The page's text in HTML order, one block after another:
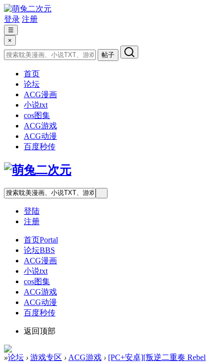
登录 注册
☰
×
帖子
首页
论坛
ACG漫画
小说txt
cos图集
ACG游戏
ACG动漫
百度秒传
登陆
注册
首页Portal
论坛BBS
ACG漫画
小说txt
cos图集
ACG游戏
ACG动漫
百度秒传
返回顶部
»论坛 › 游戏专区 › ACG游戏 › [PC+安卓][叛逆二重奏 Rebel